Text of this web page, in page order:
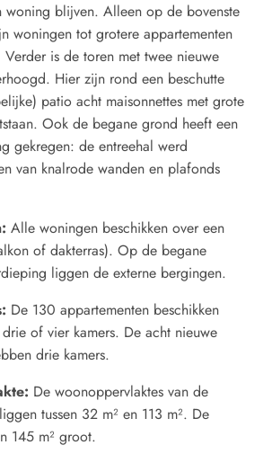
woning blijven. Alleen op de bovenste
woningen tot grotere appartementen
Verder is de toren met twee nieuwe
Hier zijn rond een beschutte
patio acht maisonnettes met grote
Ook de begane grond heeft een
gekregen: de entreehal werd
van knalrode wanden en plafonds
Alle woningen beschikken over een
of dakterras). Op de begane
liggen de externe bergingen.
De 130 appartementen beschikken
of vier kamers. De acht nieuwe
drie kamers.
De woonoppervlaktes van de
tussen 32 m² en 113 m². De
145 m² groot.